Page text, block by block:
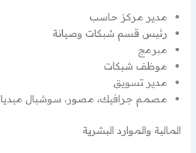
مدير مركز حاسب
رئيس قسم شبكات وصيانة
مبرمج
موظف شبكات
مدير تسويق
مصمم جرافيك، مصور، سوشيال ميديا
المالية والموارد البشرية